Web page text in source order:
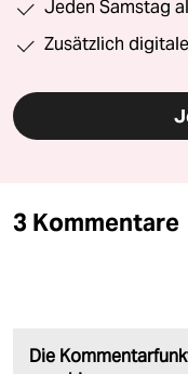
Jeden Samstag
Zusätzlich
3 Kommentare
Die